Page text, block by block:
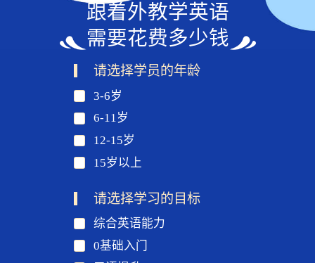
跟着外教学英语
需要花费多少钱
请选择学员的年龄
3-6岁
6-11岁
12-15岁
15岁以上
请选择学习的目标
综合英语能力
0基础入门